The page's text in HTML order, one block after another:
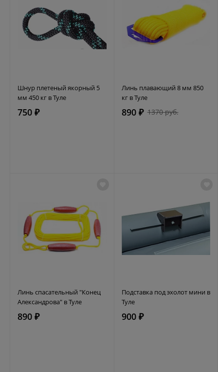
Шнур плетеный якорный 5
мм 450 кг в Туле
750 ₽
Линь плавающий 8 мм 850
кг в Туле
890 ₽ 1370 руб.
Линь спасательный "Конец
Александрова" в Туле
890 ₽
Подставка под эхолот мини в
Туле
900 ₽